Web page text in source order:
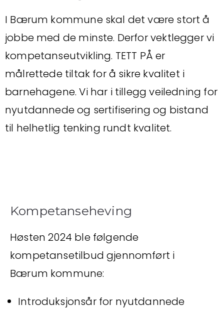
I Bærum kommune skal det være stort å
jobbe med de minste. Derfor vektlegger vi
kompetanseutvikling. TETT PÅ er
målrettede tiltak for å sikre kvalitet i
barnehagene. Vi har i tillegg veiledning for
nyutdannede og sertifisering og bistand
til helhetlig tenking rundt kvalitet.
Kompetanseheving
Høsten 2024 ble følgende
kompetansetilbud gjennomført i
Bærum kommune:
Introduksjonsår for nyutdannede